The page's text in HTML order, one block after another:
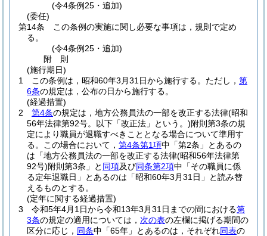
(令4条例25・追加)
(委任)
第14条
この条例の実施に関し必要な事項は，規則で定め
る。
(令4条例25・追加)
附 則
(施行期日)
1
この条例は，昭和60年3月31日から施行する。 ただし， 第
6条の規定は，公布の日から施行する。
(経過措置)
2
第4条の規定は，地方公務員法の一部を改正する法律(昭和
56年法律第92号。以下「改正法」という。)附則第3条の規
定により職員が退職すべきこととなる場合について準用す
る。
この場合において， 第4条第1項中「第2条」とあるの
は「地方公務員法の一部を改正する法律(昭和56年法律第
92号)附則第3条」と 同項及び同条第2項中「その職員に係
る定年退職日」とあるのは「昭和60年3月31日」と読み替
えるものとする。
(定年に関する経過措置)
3
令和5年4月1日から令和13年3月31日までの間における第
3条の規定の適用については， 次の表の左欄に掲げる期間の
区分に応じ， 同条中「65年」とあるのは，それぞれ同表の